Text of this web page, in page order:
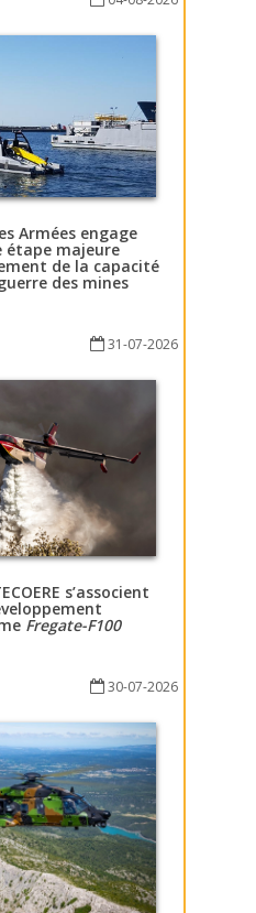
Armées engage
étape majeure
de la capacité
des mines
31-07-2026
s’associent
Fregate-F100
30-07-2026